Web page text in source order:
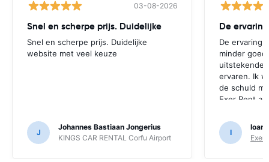
03-08-2026
Snel en scherpe prijs. Duidelijke
Snel en scherpe prijs. Duidelijke
website met veel keuze
J
Johannes Bastiaan Jongerius
KINGS CAR RENTAL Corfu Airport
De
De ervaring
minder
uitstekende
ervaren. Ik
de schuld
Exer Rent a
de
auto via
de
I
Exer